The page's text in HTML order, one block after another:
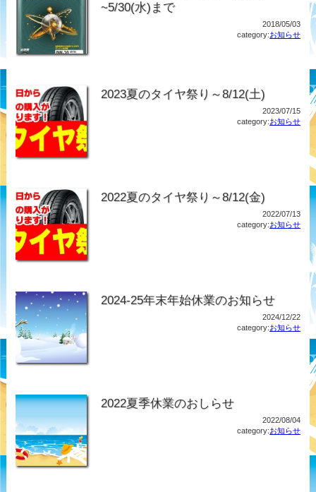
~5/30(水)まで
2018/05/03
category:お知らせ
2023夏のタイヤ祭り～8/12(土)
2023/07/15
category:お知らせ
2022夏のタイヤ祭り～8/12(金)
2022/07/13
category:お知らせ
2024-25年末年始休業のお知らせ
2024/12/22
category:お知らせ
2022夏季休業のおしらせ
2022/08/04
category:お知らせ